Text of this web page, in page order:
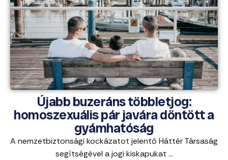
Újabb buzeráns többletjog:
homoszexuális pár javára döntött a
gyámhatóság
A nemzetbiztonsági kockázatot jelentő Háttér Társaság
segítségével a jogi kiskapukat ...